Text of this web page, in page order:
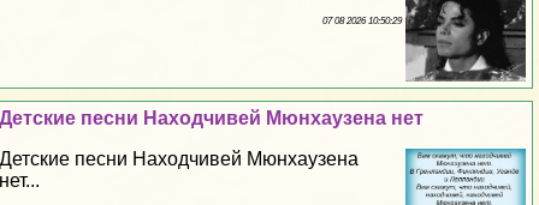
07 08 2026 10:50:29
Детские песни Находчивей Мюнхаузена нет
Детские песни Находчивей Мюнхаузена
нет...